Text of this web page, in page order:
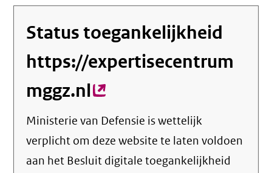
Status toegankelijkheid
https://expertisecentrum
mggz.nl(externe
link)
Ministerie van Defensie is wettelijk
verplicht om deze website te laten voldoen
aan het Besluit digitale toegankelijkheid